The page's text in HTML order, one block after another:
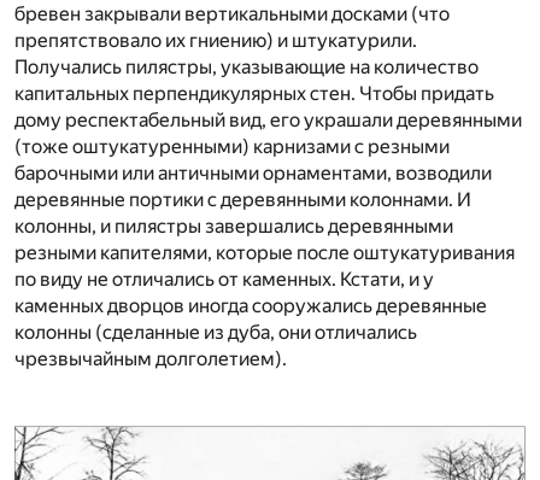
бревен закрывали вертикальными досками (что
препятствовало их гниению) и штукатурили.
Получались пилястры, указывающие на количество
капитальных перпендикулярных стен. Чтобы придать
дому респектабельный вид, его украшали деревянными
(тоже оштукатуренными) карнизами с резными
барочными или античными орнаментами, возводили
деревянные портики с деревянными колоннами. И
колонны, и пилястры завершались деревянными
резными капителями, которые после оштукатуривания
по виду не отличались от каменных. Кстати, и у
каменных дворцов иногда сооружались деревянные
колонны (сделанные из дуба, они отличались
чрезвычайным долголетием).